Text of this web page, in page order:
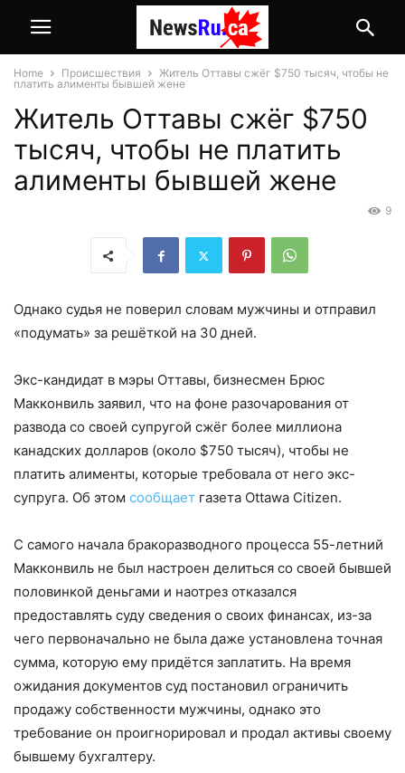
Home Происшествия
Житель Оттавы сжёг $750 тысяч, чтобы не
платить алименты бывшей жене
Житель Оттавы сжёг $750
тысяч, чтобы не платить
алименты бывшей жене
9
Однако судья не поверил словам мужчины и отправил
«подумать» за решёткой на 30 дней.
Экс-кандидат в мэры Оттавы, бизнесмен Брюс
Макконвиль заявил, что на фоне разочарования от
развода со своей супругой сжёг более миллиона
канадских долларов (около $750 тысяч), чтобы не
платить алименты, которые требовала от него экс-
супруга. Об этом сообщает газета Ottawa Citizen.
С самого начала бракоразводного процесса 55-летний
Макконвиль не был настроен делиться со своей бывшей
половинкой деньгами и наотрез отказался
предоставлять суду сведения о своих финансах, из-за
чего первоначально не была даже установлена точная
сумма, которую ему придётся заплатить. На время
ожидания документов суд постановил ограничить
продажу собственности мужчины, однако это
требование он проигнорировал и продал активы своему
бывшему бухгалтеру.